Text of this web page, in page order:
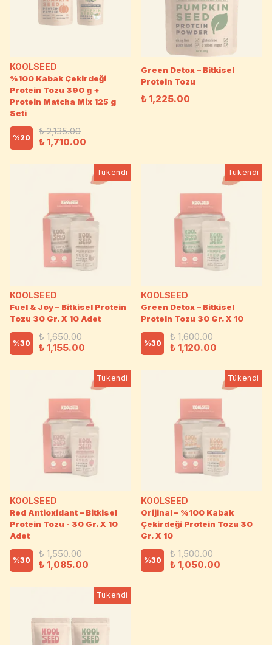
KOOLSEED
%100 Kabak Çekirdeği
Protein Tozu 390 g +
Protein Matcha Mix 125 g
Seti
%20
₺ 2,135.00
₺ 1,710.00
Green Detox – Bitkisel
Protein Tozu
₺ 1,225.00
Tükendi
KOOLSEED
Fuel & Joy – Bitkisel Protein
Tozu 30 Gr. X 10 Adet
%30
₺ 1,650.00
₺ 1,155.00
Tükendi
KOOLSEED
Green Detox – Bitkisel
Protein Tozu 30 Gr. X 10
%30
₺ 1,600.00
₺ 1,120.00
Tükendi
KOOLSEED
Red Antioxidant – Bitkisel
Protein Tozu - 30 Gr. X 10
Adet
%30
₺ 1,550.00
₺ 1,085.00
Tükendi
KOOLSEED
Orijinal – %100 Kabak
Çekirdeği Protein Tozu 30
Gr. X 10
%30
₺ 1,500.00
₺ 1,050.00
Tükendi